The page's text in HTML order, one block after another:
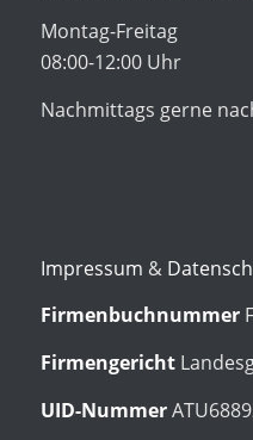
Montag-Freitag
08:00-12:00 Uhr
Nachmittags gerne
Impressum &
Firmenbuchnummer
Firmengericht
UID-Nummer